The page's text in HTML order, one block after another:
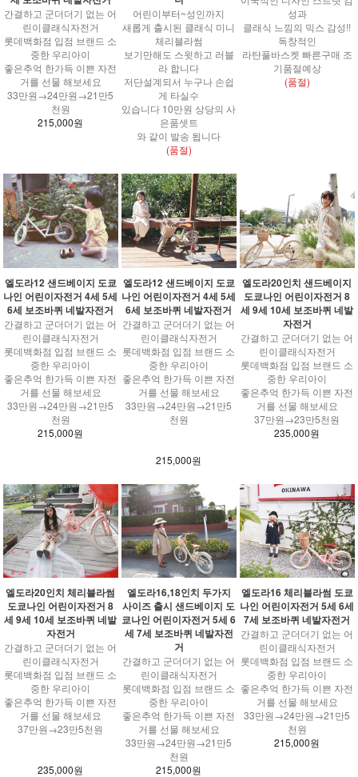
간결하고 군더더기 없는 어
린이클래식자전거
롯데백화점 입점 브랜드 소
중한 우리아이
좋은추억 한가득 이쁜 자전
거를 선물 해보세요
33만원→24만원→21만5
천원
215,000원
어린이부터~성인까지
새롭게 출시된 클래식 미니
체리블라썸
보기만해도 스윗하고 러블
라 합니다
저단설계되서 누구나 손쉽
게 타실수
있습니다 10만원 상당의 사
은품셋트
와 같이 발송 됩니다
(품절)
성과
클래식 느낌의 믹스 감성!!
독창적인
라탄풀바스켓 빠른구매 조
기품절예상
(품절)
엘도라12 샌드베이지 도쿄
나인 어린이자전거 4세 5세
6세 보조바퀴 네발자전거
간결하고 군더더기 없는 어
린이클래식자전거
롯데백화점 입점 브랜드 소
중한 우리아이
좋은추억 한가득 이쁜 자전
거를 선물 해보세요
33만원→24만원→21만5
천원
215,000원
엘도라12 샌드베이지 도쿄
나인 어린이자전거 4세 5세
6세 보조바퀴 네발자전거
간결하고 군더더기 없는 어
린이클래식자전거
롯데백화점 입점 브랜드 소
중한 우리아이
좋은추억 한가득 이쁜 자전
거를 선물 해보세요
33만원→24만원→21만5
천원
215,000원
엘도라20인치 샌드베이지
도쿄나인 어린이자전거 8
세 9세 10세 보조바퀴 네발
자전거
간결하고 군더더기 없는 어
린이클래식자전거
롯데백화점 입점 브랜드 소
중한 우리아이
좋은추억 한가득 이쁜 자전
거를 선물 해보세요
37만원→23만5천원
235,000원
엘도라20인치 체리블라썸
도쿄나인 어린이자전거 8
세 9세 10세 보조바퀴 네발
자전거
간결하고 군더더기 없는 어
린이클래식자전거
롯데백화점 입점 브랜드 소
중한 우리아이
좋은추억 한가득 이쁜 자전
거를 선물 해보세요
37만원→23만5천원
235,000원
엘도라16,18인치 두가지
사이즈 출시 샌드베이지 도
쿄나인 어린이자전거 5세 6
세 7세 보조바퀴 네발자전
거
간결하고 군더더기 없는 어
린이클래식자전거
롯데백화점 입점 브랜드 소
중한 우리아이
좋은추억 한가득 이쁜 자전
거를 선물 해보세요
33만원→24만원→21만5
천원
215,000원
엘도라16 체리블라썸 도쿄
나인 어린이자전거 5세 6세
7세 보조바퀴 네발자전거
간결하고 군더더기 없는 어
린이클래식자전거
롯데백화점 입점 브랜드 소
중한 우리아이
좋은추억 한가득 이쁜 자전
거를 선물 해보세요
33만원→24만원→21만5
천원
215,000원